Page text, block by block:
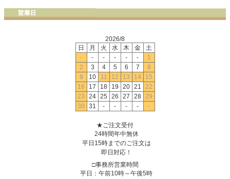
2026/8
日
月 火 水 木 金
土
-
- - - - -
1
2
3 4 5 6 7
8
9
10 11 12 13 14
15
16
17 18 19 20 21
22
23
24 25 26 27 28 29
30
31 - - - - -
★ご注文受付
24時間年中無休
平日15時までのご注文は
即日対応！
□事務所営業時間
平日：午前10時～午後5時